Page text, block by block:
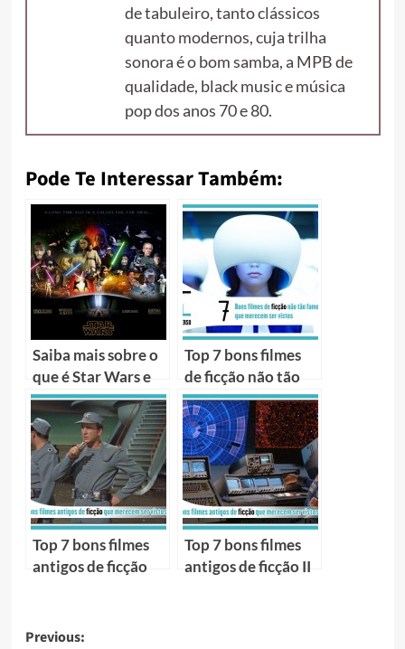
de tabuleiro, tanto clássicos
quanto modernos, cuja trilha
sonora é o bom samba, a MPB de
qualidade, black music e música
pop dos anos 70 e 80.
Pode Te Interessar Também:
Saiba mais sobre o
que é Star Wars e
qual sua
importância
Top 7 bons filmes
de ficção não tão
conhecidos
Top 7 bons filmes
antigos de ficção
Top 7 bons filmes
antigos de ficção II
Previous: